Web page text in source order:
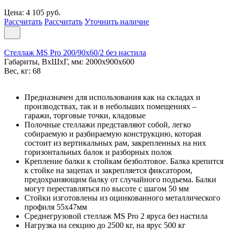
Цена: 4 105 руб.
Рассчитать Рассчитать Уточнить наличие
Стеллаж MS Pro 200/90x60/2 без настила
Габариты, ВxШxГ, мм: 2000x900x600
Вес, кг: 68
Предназначен для использования как на складах и
производствах, так и в небольших помещениях –
гаражи, торговые точки, кладовые
Полочные стеллажи представляют собой, легко
собираемую и разбираемую конструкцию, которая
состоит из вертикальных рам, закрепленных на них
горизонтальных балок и разборных полок
Крепление балки к стойкам безболтовое. Балка крепится
к стойке на зацепах и закрепляется фиксатором,
предохраняющим балку от случайного подъема. Балки
могут переставляться по высоте с шагом 50 мм
Стойки изготовлены из оцинкованного металлического
профиля 55х47мм
Среднегрузовой стеллаж MS Pro 2 ярусa без настила
Нагрузка на секцию до 2500 кг, на ярус 500 кг